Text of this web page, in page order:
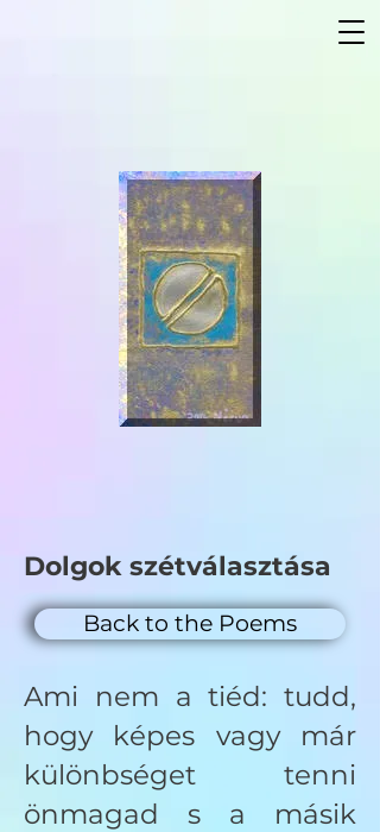
Dolgok szétválasztása
Back to the Poems
Ami nem a tiéd: tudd,
hogy képes vagy már
különbséget tenni
önmagad s a másik